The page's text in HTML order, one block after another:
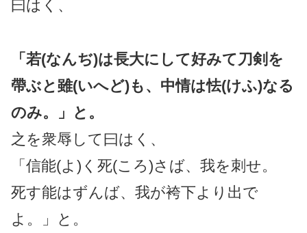
曰はく、
「若(なんぢ)は長大にして好みて刀剣を
帶ぶと雖(いへど)も、中情は怯(けふ)なる
のみ。」と。
之を衆辱して曰はく、
「信能(よ)く死(ころ)さば、我を刺せ。
死す能はずんば、我が袴下より出で
よ。」と。